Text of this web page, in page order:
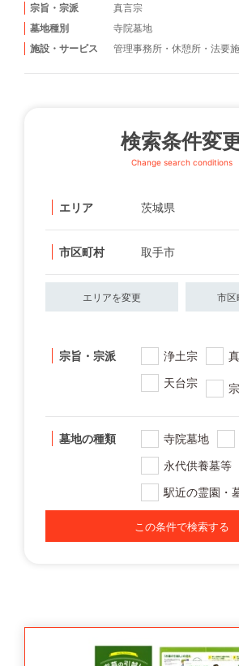
宗旨・宗派
真言宗
墓地種別
寺院墓地
施設・サービス
管理事務所 ・ 休憩所 ・ 法要
検索条件変
Change search conditions
エリア 茨城県
市区町村 取手市
エリアを変更 市区
宗旨・宗派 浄土宗
天台宗
墓地の種類 寺院墓地
永代供養墓等
駅近の霊園・
この条件で検索する